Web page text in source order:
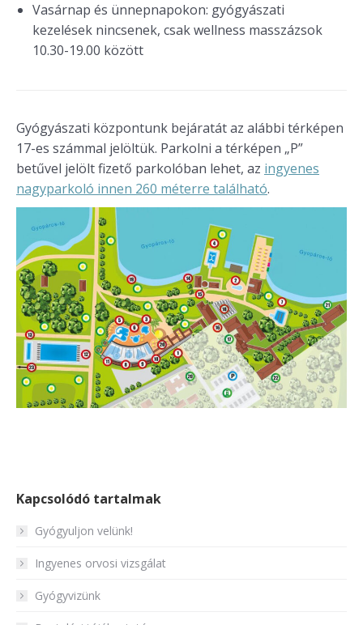
Vasárnap és ünnepnapokon: gyógyászati
kezelések nincsenek, csak wellness masszázsok
10.30-19.00 között
Gyógyászati központunk bejáratát az alábbi térképen
17-es számmal jelöltük. Parkolni a térképen „P”
betűvel jelölt fizető parkolóban lehet, az ingyenes
nagyparkoló innen 260 méterre található.
Kapcsolódó tartalmak
Gyógyuljon velünk!
Ingyenes orvosi vizsgálat
Gyógyvizünk